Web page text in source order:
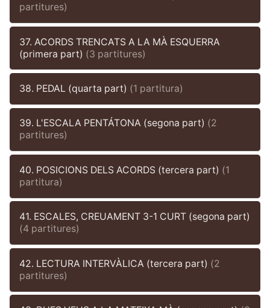
partitures)
37. ACORDS TRENCATS A LA MÀ ESQUERRA
(primera part) (3 partitures)
38. PEDAL (quarta part) (1 partitura)
39. L'ESCALA PENTÁTONA (segona part) (2
partitures)
40. POSICIONS DELS ACORDS (tercera part) (1
partitura)
41. ESCALES, CREUAMENT 3-1 CURT (segona part)
(4 partitures)
42. LECTURA INTERVÀLICA (tercera part) (2
partitures)